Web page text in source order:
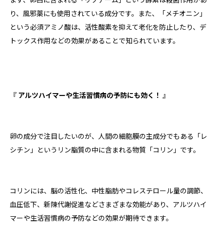
り、風邪薬にも使用されている成分です。また、「メチオニン」
という必須アミノ酸は、活性酸素を抑えて老化を防止したり、デ
トックス作用などの効果があることで知られています。
『 アルツハイマーや生活習慣病の予防にも効く！ 』
卵の成分で注目したいのが、人間の細胞膜の主成分でもある「レ
シチン」というリン脂質の中に含まれる物質「コリン」です。
コリンには、脳の活性化、中性脂肪やコレステロール量の調節、
血圧低下、新陳代謝促進などさまざまな効能があり、アルツハイ
マーや生活習慣病の予防などの効果が期待できます。